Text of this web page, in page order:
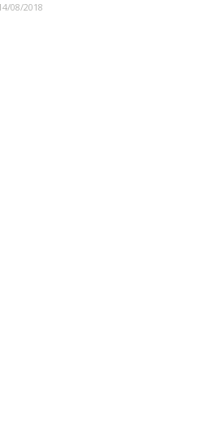
08/2018